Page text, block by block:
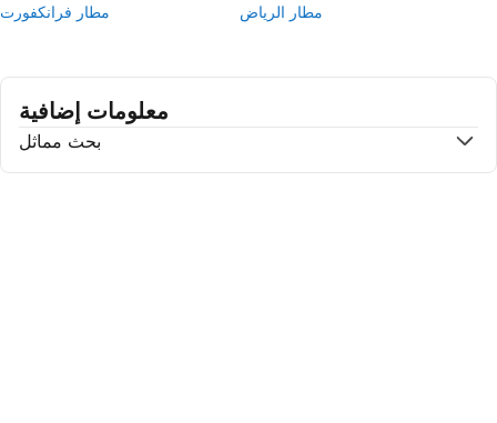
مطار فرانكفورت
مطار الرياض
معلومات إضافية
بحث مماثل